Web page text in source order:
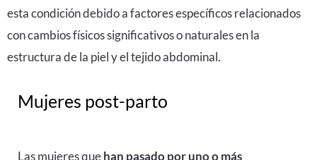
esta condición debido a factores específicos relacionados
con cambios físicos significativos o naturales en la
estructura de la piel y el tejido abdominal.
Mujeres post-parto
Las mujeres quehan pasado por uno o más